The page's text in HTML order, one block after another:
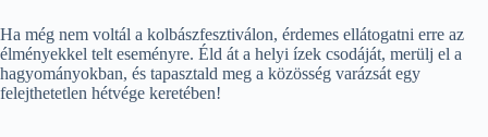
Ha még nem voltál a kolbászfesztiválon, érdemes ellátogatni erre az
élményekkel telt eseményre. Éld át a helyi ízek csodáját, merülj el a
hagyományokban, és tapasztald meg a közösség varázsát egy
felejthetetlen hétvége keretében!